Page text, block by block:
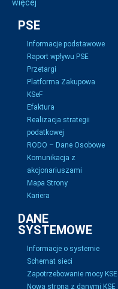
więcej
PSE
Informacje podstawowe
Raport wpływu PSE
Przetargi
Platforma Zakupowa
KSeF
Efaktura
Realizacja strategii
podatkowej
RODO – Dane Osobowe
Komunikacja z
akcjonariuszami
Mapa Strony
Kariera
DANE
SYSTEMOWE
Informacje o systemie
Schemat sieci
Zapotrzebowanie mocy KSE
Nowa strona z danymi KSE